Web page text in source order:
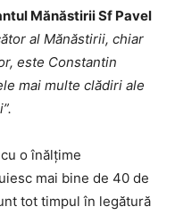
Mănăstirii Sf Pavel
al Mănăstirii, chiar
este Constantin
mai multe clădiri ale
o înălţime
mai bine de 40 de
tot timpul în legătură